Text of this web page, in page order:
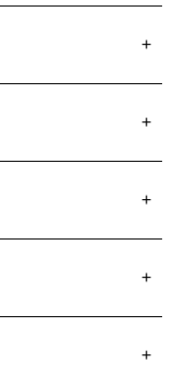
+
+
+
+
+